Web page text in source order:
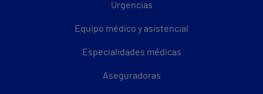
Urgencias
Equipo médico y asistencial
Especialidades médicas
Aseguradoras